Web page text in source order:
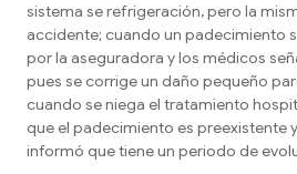
sistema se refrigeración, pero la
accidente; cuando un padecimiento
por la aseguradora y los médicos
pues se corrige un daño pequeño
cuando se niega el tratamiento
que el padecimiento es preexistente
informó que tiene un periodo de